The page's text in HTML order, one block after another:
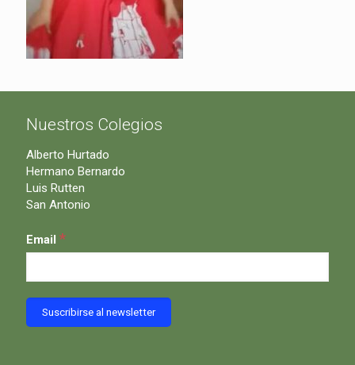
Nuestros Colegios
Alberto Hurtado
Hermano Bernardo
Luis Rutten
San Antonio
Email *